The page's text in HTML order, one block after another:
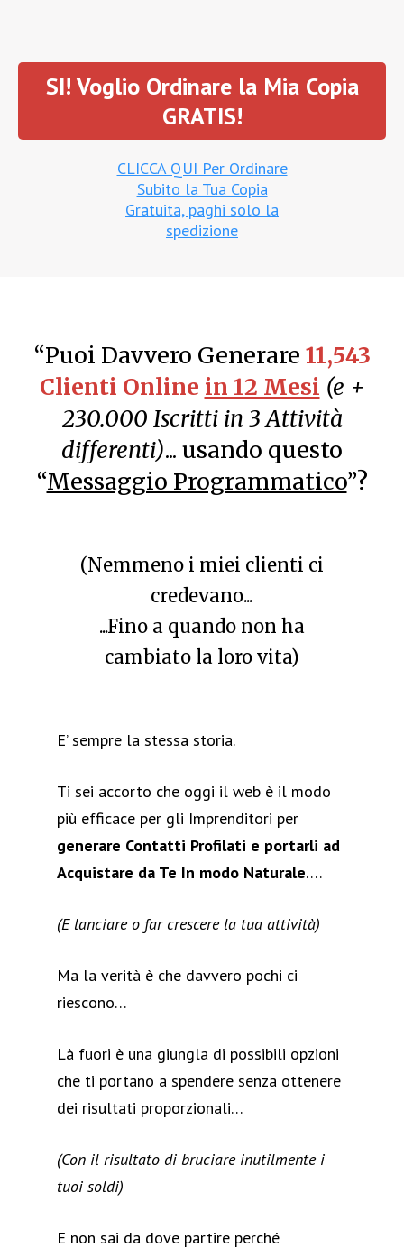
SI! Voglio Ordinare la Mia Copia
GRATIS!
CLICCA QUI Per Ordinare
Subito la Tua Copia
Gratuita, paghi solo la
spedizione
“Puoi Davvero Generare 11,543
Clienti Online in 12 Mesi (e +
230.000 Iscritti in 3 Attività
differenti)... usando questo
“Messaggio Programmatico”?
(Nemmeno i miei clienti ci
credevano...
...Fino a quando non ha
cambiato la loro vita)
E’ sempre la stessa storia.
Ti sei accorto che oggi il web è il modo
più efficace per gli Imprenditori per
generare Contatti Profilati e portarli ad
Acquistare da Te In modo Naturale….
(E lanciare o far crescere la tua attività)
Ma la verità è che davvero pochi ci
riescono…
Là fuori è una giungla di possibili opzioni
che ti portano a spendere senza ottenere
dei risultati proporzionali…
(Con il risultato di bruciare inutilmente i
tuoi soldi)
E non sai da dove partire perché